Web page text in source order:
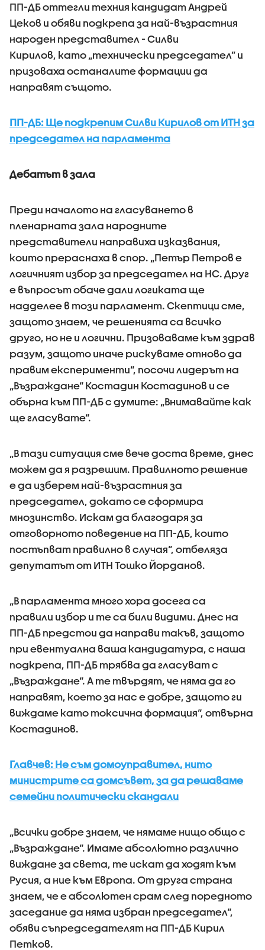
ПП-ДБ оттегли техния кандидат Андрей
Цеков и обяви подкрепа за най-възрастния
народен представител - Силви
Кирилов, като „технически председател” и
призоваха останалите формации да
направят същото.
ПП-ДБ: Ще подкрепим Силви Кирилов от ИТН за
председател на парламента
Дебатът в зала
Преди началото на гласуването в
пленарната зала народните
представители направиха изказвания,
които прераснаха в спор. „Петър Петров е
логичният избор за председател на НС. Друг
е въпросът обаче дали логиката ще
надделее в този парламент. Скептици сме,
защото знаем, че решенията са всичко
друго, но не и логични. Призоваваме към здрав
разум, защото иначе рискуваме отново да
правим експерименти“, посочи лидерът на
„Възраждане“ Костадин Костадинов и се
обърна към ПП-ДБ с думите: „Внимавайте как
ще гласувате“.
„В тази ситуация сме вече доста време, днес
можем да я разрешим. Правилното решение
е да изберем най-възрастния за
председател, докато се сформира
мнозинство. Искам да благодаря за
отговорното поведение на ПП-ДБ, които
постъпват правилно в случая“, отбеляза
депутатът от ИТН Тошко Йорданов.
„В парламента много хора досега са
правили избор и те са били видими. Днес на
ПП-ДБ предстои да направи такъв, защото
при евентуална ваша кандидатура, с наша
подкрепа, ПП-ДБ трябва да гласуват с
„Възраждане“. А те твърдят, че няма да го
направят, което за нас е добре, защото ги
виждаме като токсична формация“, отвърна
Костадинов.
Главчев: Не съм домоуправител, нито
министрите са домсъвет, за да решаваме
семейни политически скандали
„Всички добре знаем, че нямаме нищо общо с
„Възраждане“. Имаме абсолютно различно
виждане за света, те искат да ходят към
Русия, а ние към Европа. От друга страна
знаем, че е абсолютен срам след поредното
заседание да няма избран председател“,
обяви съпредседателят на ПП-ДБ Кирил
Петков.